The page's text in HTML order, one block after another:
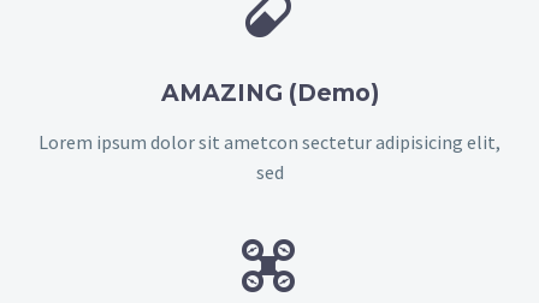


AMAZING (Demo)
Lorem ipsum dolor sit ametcon sectetur adipisicing elit,
sed

